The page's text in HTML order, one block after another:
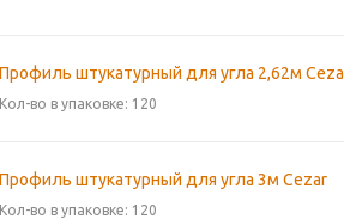
Профиль штукатурный для угла 2,62м
Кол-во в упаковке: 120
Профиль штукатурный для угла 3м Cezar
Кол-во в упаковке: 120